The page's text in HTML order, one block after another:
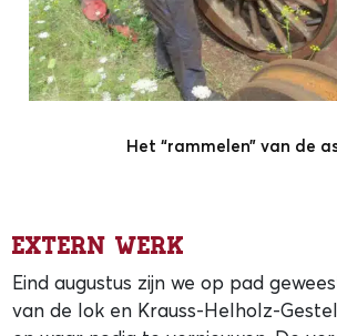
Het “rammelen” van de
Extern werk
Eind augustus zijn we op pad
van de lok en Krauss-Helholz-